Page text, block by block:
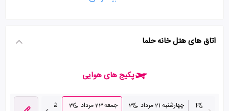
اتاق های هتل خانه حلما
پکیج های هوایی
4
چهارشنبه 21 مرداد
3
جمعه 23 مرداد
3
شنبه 24 مرداد